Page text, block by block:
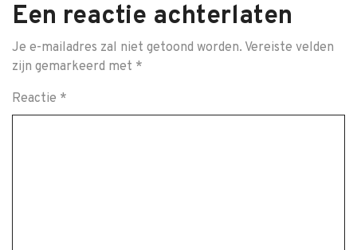
Een reactie achterlaten
Je e-mailadres zal niet getoond worden. Vereiste velden
zijn gemarkeerd met *
Reactie *